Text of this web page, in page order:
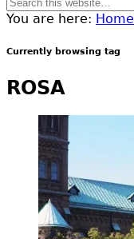
You are here: Home
Currently browsing tag
ROSA